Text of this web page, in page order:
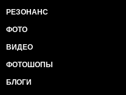
РЕЗОНАНС
ФОТО
ВИДЕО
ФОТОШОПЫ
БЛОГИ